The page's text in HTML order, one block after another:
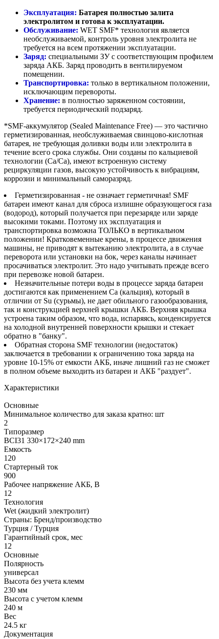
Эксплуатация: Батарея полностью залита
электролитом и готова к эксплуатации.
Обслуживание: WET SMF* технология является
необслуживаемой, контроль уровня электролита не
требуется на всем протяжении эксплуатации.
Заряд: специальными ЗУ с соответствующим профилем
заряда АКБ. Заряд проводить в вентилируемом
помещении.
Транспортировка: только в вертикальном положении,
исключающим перевороты.
Хранение: в полностью заряженном состоянии,
требуется периодический подзаряд.
*SMF-аккумулятор (Sealed Maintenance Free) — это частично
герметизированная, необслуживаемая свинцово-кислотная
батарея, не требующая доливки воды или электролита в
течение всего срока службы. Они созданы по кальциевой
технологии (Ca/Ca), имеют встроенную систему
рециркуляции газов, высокую устойчивость к вибрациям,
коррозии и минимальный саморазряд.
Герметизированная - не означает герметичная! SMF
батареи имеют канал для сброса излишне образующегося газа
(водород), который получается при перезаряде или заряде
высокими токами. Поэтому их эксплуатация и
транспортировка возможна ТОЛЬКО в вертикальном
положении! Кратковеменные крены, в процессе движения
машины, не приводят к вытеканию электролита, а в случае
переворота или установки на бок, через каналы начинает
просачиваться электролит. Это надо учитывать прежде всего
при перевозке новой батареи.
Незначительные потери воды в процессе заряда батареи
достигаются как применением Ca (кальция), который в
отличии от Su (сурьмы), не дает обильного газообразования,
так и конструкцией верхней крышки АКБ. Верхняя крышка
устроена таким образом, что вода, испаряясь, конденсируется
на холодной внутренней поверхности крышки и стекает
обратно в "банку".
Обратная сторона SMF технологии (недостаток)
заключается в требовании к ограничению тока заряда на
уровне 10-15% от емкости АКБ, иначе лишний газ не сможет
в полном объеме выходить из батареи и АКБ "раздует".
Характеристики
Основные
Минимальное количество для заказа кратно: шт
2
Типоразмер
BCI31 330×172×240 mm
Емкость
120
Стартерный ток
900
Рабочее напряжение АКБ, B
12
Технология
Wet (жидкий электролит)
Страны: Бренд/производство
Турция / Турция
Гарантийный срок, мес
12
Основные
Полярность
универсал
Высота без учета клемм
230 мм
Высота с учетом клемм
240 м
Вес
24.5 кг
Документация